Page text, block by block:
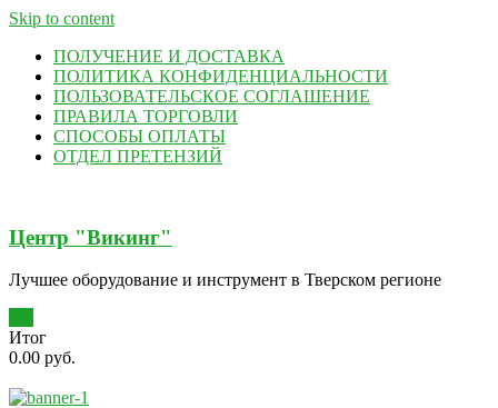
Skip to content
ПОЛУЧЕНИЕ И ДОСТАВКА
ПОЛИТИКА КОНФИДЕНЦИАЛЬНОСТИ
ПОЛЬЗОВАТЕЛЬСКОЕ СОГЛАШЕНИЕ
ПРАВИЛА ТОРГОВЛИ
СПОСОБЫ ОПЛАТЫ
ОТДЕЛ ПРЕТЕНЗИЙ
Центр "Викинг"
Лучшее оборудование и инструмент в Тверском регионе
Итог
0.00 руб.